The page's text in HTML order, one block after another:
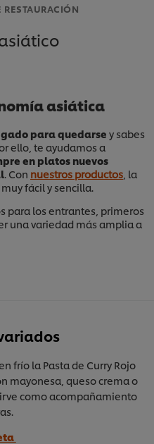
asiática
para quedarse y sabes
ello, te ayudamos a
en platos nuevos
. Con nuestros productos , la
fácil y sencilla.
para los entrantes, primeros
una variedad más amplia a
frío la Pasta de Curry Rojo
mayonesa, queso crema o
como acompañamiento